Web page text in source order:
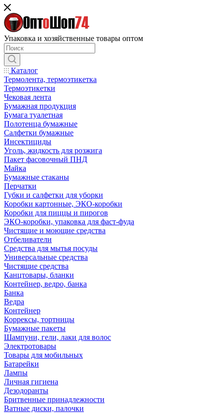
Упаковка и хозяйственные товары оптом
Каталог
Термолента, термоэтикетка
Термоэтикетки
Чековая лента
Бумажная продукция
Бумага туалетная
Полотенца бумажные
Салфетки бумажные
Инсектициды
Уголь, жидкость для розжига
Пакет фасовочный ПНД
Майка
Бумажные стаканы
Перчатки
Губки и салфетки для уборки
Коробки картонные, ЭКО-коробки
Коробки для пиццы и пирогов
ЭКО-коробки, упаковка для фаст-фуда
Чистящие и моющие средства
Отбеливатели
Средства для мытья посуды
Универсальные средства
Чистящие средства
Канцтовары, бланки
Контейнер, ведро, банка
Банка
Ведра
Контейнер
Коррексы, тортницы
Бумажные пакеты
Шампуни, гели, лаки для волос
Электротовары
Товары для мобильных
Батарейки
Лампы
Личная гигиена
Дезодоранты
Бритвенные принадлежности
Ватные диски, палочки